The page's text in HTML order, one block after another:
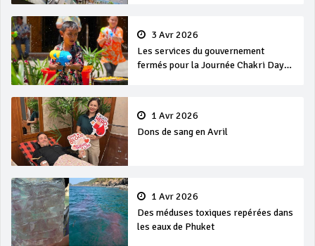
3 Avr 2026
Les services du gouvernement
fermés pour la Journée Chakri Day
1 Avr 2026
Dons de sang en Avril
1 Avr 2026
Des méduses toxiques repérées dans
les eaux de Phuket